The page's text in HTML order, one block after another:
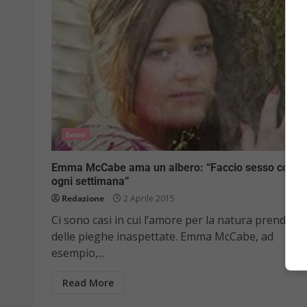
Sesso
Emma McCabe ama un albero: “Faccio sesso con lui
ogni settimana”
Redazione 2 Aprile 2015
Ci sono casi in cui l’amore per la natura prende
delle pieghe inaspettate. Emma McCabe, ad
esempio,...
Read More